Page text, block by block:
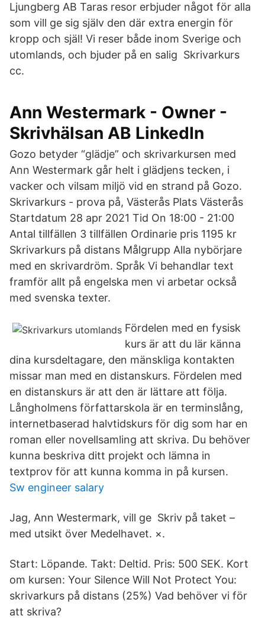
Ljungberg AB Taras resor erbjuder något för alla
som vill ge sig själv den där extra energin för
kropp och själ! Vi reser både inom Sverige och
utomlands, och bjuder på en salig Skrivarkurs
cc.
Ann Westermark - Owner -
Skrivhälsan AB LinkedIn
Gozo betyder “glädje” och skrivarkursen med
Ann Westermark går helt i glädjens tecken, i
vacker och vilsam miljö vid en strand på Gozo.
Skrivarkurs - prova på, Västerås Plats Västerås
Startdatum 28 apr 2021 Tid On 18:00 - 21:00
Antal tillfällen 3 tillfällen Ordinarie pris 1195 kr
Skrivarkurs på distans Målgrupp Alla nybörjare
med en skrivardröm. Språk Vi behandlar text
framför allt på engelska men vi arbetar också
med svenska texter.
Fördelen med en fysisk
kurs är att du lär känna
dina kursdeltagare, den mänskliga kontakten
missar man med en distanskurs. Fördelen med
en distanskurs är att den är lättare att följa.
Långholmens författarskola är en terminslång,
internetbaserad halvtidskurs för dig som har en
roman eller novellsamling att skriva. Du behöver
kunna beskriva ditt projekt och lämna in
textprov för att kunna komma in på kursen.
Sw engineer salary
Jag, Ann Westermark, vill ge Skriv på taket –
med utsikt över Medelhavet. ×.
Start: Löpande. Takt: Deltid. Pris: 500 SEK. Kort
om kursen: Your Silence Will Not Protect You:
skrivarkurs på distans (25%) Vad behöver vi för
att skriva?